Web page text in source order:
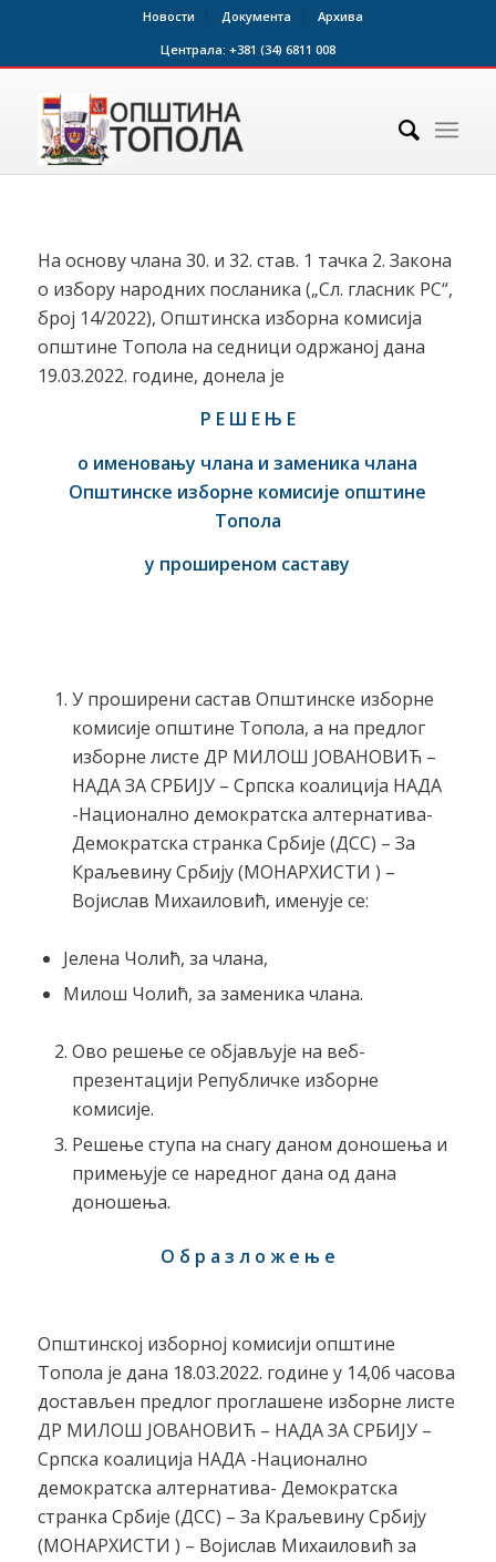
Новости Документа
Архива
Централа: +381 (34) 6811 008
На основу члана 30. и 32. став. 1 тачка 2. Закона
о избору народних посланика („Сл. гласник РС“,
број 14/2022), Општинска изборна комисија
општине Топола на седници одржаној дана
19.03.2022. годинe, донела је
Р Е Ш Е Њ Е
о именовању члана и заменика члана
Општинске изборне комисије општине
Топола
у проширеном саставу
У проширени састав Општинске изборне
комисије општине Топола, а на предлог
изборне листе ДР МИЛОШ ЈОВАНОВИЋ –
НАДА ЗА СРБИЈУ – Српска коалиција НАДА
-Национално демократска алтернатива-
Демократска странка Србије (ДСС) – За
Краљевину Србију (МОНАРХИСТИ ) –
Војислав Михаиловић, именује се:
Јелена Чолић, за члана,
Милош Чолић, за заменика члана.
Ово решење се објављује на веб-
презентацији Републичке изборне
комисије.
Решење ступа на снагу даном доношења и
примењује се наредног дана од дана
доношења.
О б р а з л о ж е њ е
Општинској изборној комисији општине
Топола је дана 18.03.2022. године у 14,06 часова
достављен предлог проглашене изборне листе
ДР МИЛОШ ЈОВАНОВИЋ – НАДА ЗА СРБИЈУ –
Српска коалиција НАДА -Национално
демократска алтернатива- Демократска
странка Србије (ДСС) – За Краљевину Србију
(МОНАРХИСТИ ) – Војислав Михаиловић за